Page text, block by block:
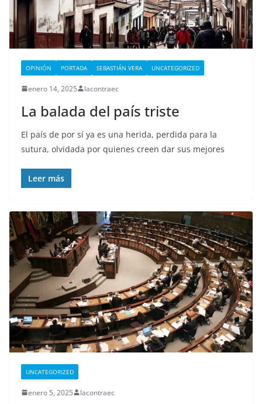
OPINIÓN PORTADA SEBASTIÁN VERA UNCATEGORIZED
enero 14, 2025 lacontraec
La balada del país triste
El país de por sí ya es una herida, perdida para la
sutura, olvidada por quienes creen dar sus mejores
Leer más
UNCATEGORIZED
enero 5, 2025 lacontraec